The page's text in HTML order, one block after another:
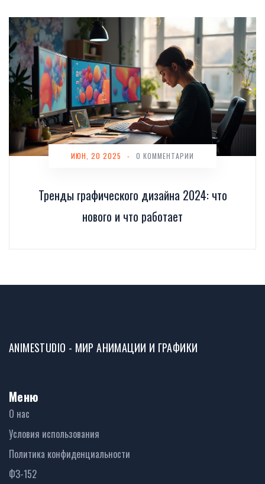
Тренды графического дизайна 2024: что
нового и что работает
ИЮН, 20 2025 - 0 КОММЕНТАРИИ
ANIMESTUDIO - МИР АНИМАЦИИ И ГРАФИКИ
Меню
О нас
Условия использования
Политика конфиденциальности
ФЗ-152